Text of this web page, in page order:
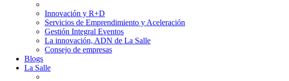
Innovación y R+D
Servicios de Emprendimiento y Aceleración
Gestión Integral Eventos
La innovación, ADN de La Salle
Consejo de empresas
Blogs
La Salle